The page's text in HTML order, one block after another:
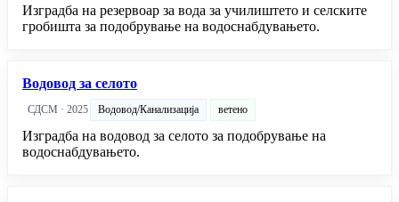
Изградба на резервоар за вода за училиштето и селските
гробишта за подобрување на водоснабдувањето.
Водовод за селото
СДСМ · 2025 Водовод/Канализација ветено
Изградба на водовод за селото за подобрување на
водоснабдувањето.